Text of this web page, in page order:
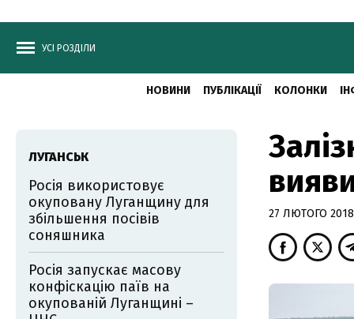
УСІ РОЗДІЛИ
НОВИНИ ПУБЛІКАЦІЇ КОЛОНКИ
27 ЛЮТОГО
ЛУГАНСЬК
Росія використовує
окуповану Луганщину для
збільшення посівів
соняшника
Росія запускає масову
конфіскацію паїв на
окупованій Луганщині –